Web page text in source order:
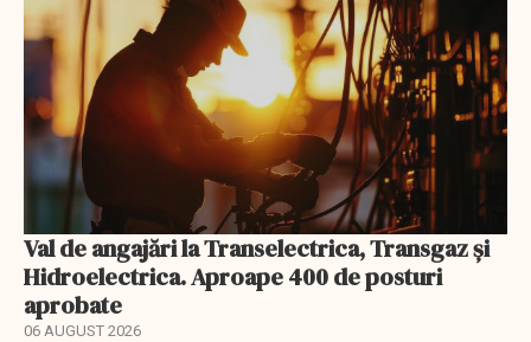
Val de angajări la Transelectrica, Transgaz și
Hidroelectrica. Aproape 400 de posturi
aprobate
06 AUGUST 2026